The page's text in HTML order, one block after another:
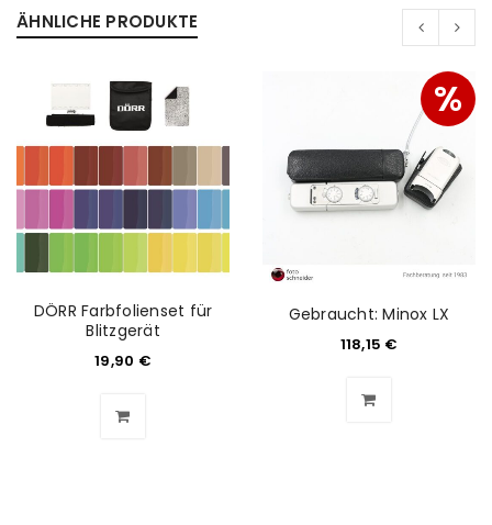
ÄHNLICHE PRODUKTE
DÖRR Farbfolienset für
Blitzgerät
19,90 €
%
Gebraucht: Minox LX
118,15 €